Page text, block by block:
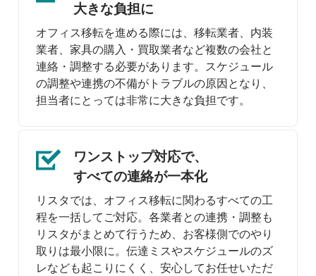
大きな負担に
オフィス移転を進める際には、移転業者、内装
業者、家具の購入・買取業者など複数の会社と
連絡・調整する必要があります。スケジュール
の調整や連携の不備がトラブルの原因となり、
担当者にとっては非常に大きな負担です。
ワンストップ対応で、
すべての連絡が一本化
リスタでは、オフィス移転に関わるすべての工
程を一括してご対応。各業者との連携・調整も
リスタがまとめて行うため、お客様側でのやり
取りは最小限に。伝達ミスやスケジュールのズ
レなども起こりにくく、安心してお任せいただ